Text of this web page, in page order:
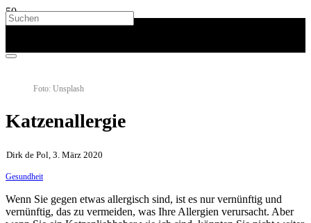
Foto: Unsplash
Katzenallergie
Dirk de Pol, 3. März 2020
Gesundheit
Wenn Sie gegen etwas allergisch sind, ist es nur vernünftig und
vernünftig, das zu vermeiden, was Ihre Allergien verursacht. Aber